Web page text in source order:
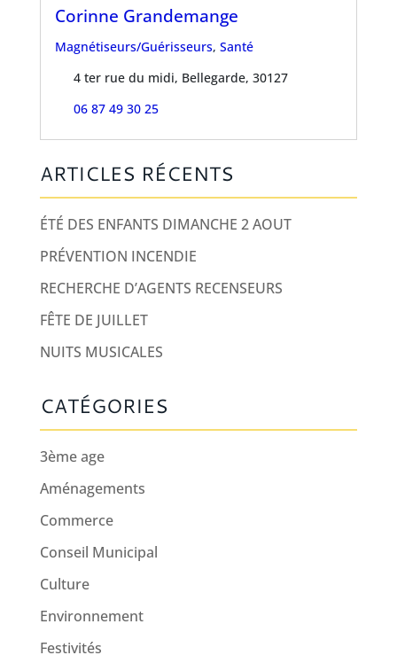
Corinne Grandemange
Magnétiseurs/Guérisseurs, Santé
4 ter rue du midi, Bellegarde, 30127
06 87 49 30 25
ARTICLES RÉCENTS
ÉTÉ DES ENFANTS DIMANCHE 2 AOUT
PRÉVENTION INCENDIE
RECHERCHE D’AGENTS RECENSEURS
FÊTE DE JUILLET
NUITS MUSICALES
CATÉGORIES
3ème age
Aménagements
Commerce
Conseil Municipal
Culture
Environnement
Festivités